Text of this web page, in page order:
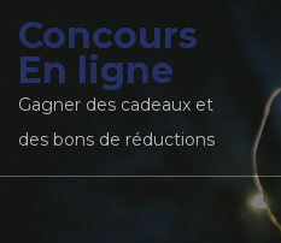
Concours
En ligne
Gagner des cadeaux et
des bons de réductions